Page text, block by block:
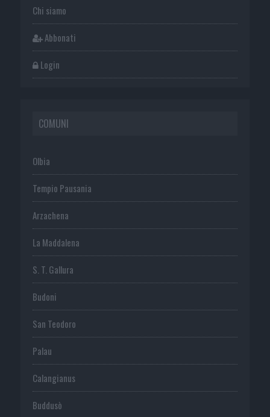
Chi siamo
Abbonati
Login
COMUNI
Olbia
Tempio Pausania
Arzachena
La Maddalena
S. T. Gallura
Budoni
San Teodoro
Palau
Calangianus
Buddusò